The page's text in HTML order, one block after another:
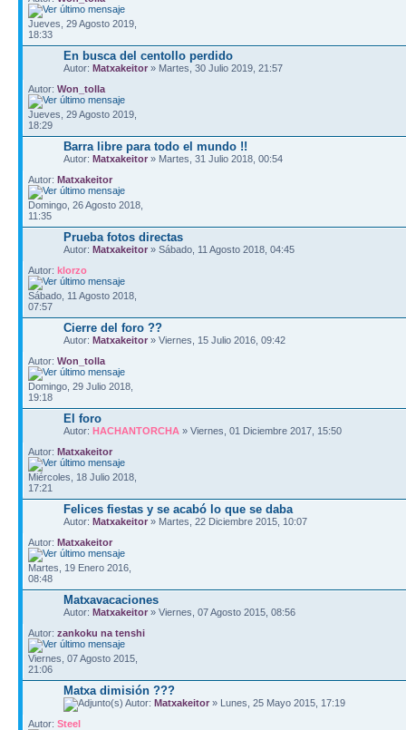
Jueves, 29 Agosto 2019,
18:33
En busca del centollo perdido
Autor: Matxakeitor » Martes, 30 Julio 2019, 21:57
Autor: Won_tolla
Jueves, 29 Agosto 2019,
18:29
Barra libre para todo el mundo !!
Autor: Matxakeitor » Martes, 31 Julio 2018, 00:54
Autor: Matxakeitor
Domingo, 26 Agosto 2018,
11:35
Prueba fotos directas
Autor: Matxakeitor » Sábado, 11 Agosto 2018, 04:45
Autor: klorzo
Sábado, 11 Agosto 2018,
07:57
Cierre del foro ??
Autor: Matxakeitor » Viernes, 15 Julio 2016, 09:42
Autor: Won_tolla
Domingo, 29 Julio 2018,
19:18
El foro
Autor: HACHANTORCHA » Viernes, 01 Diciembre 2017, 15:50
Autor: Matxakeitor
Miércoles, 18 Julio 2018,
17:21
Felices fiestas y se acabó lo que se daba
Autor: Matxakeitor » Martes, 22 Diciembre 2015, 10:07
Autor: Matxakeitor
Martes, 19 Enero 2016,
08:48
Matxavacaciones
Autor: Matxakeitor » Viernes, 07 Agosto 2015, 08:56
Autor: zankoku na tenshi
Viernes, 07 Agosto 2015,
21:06
Matxa dimisión ???
Autor: Matxakeitor » Lunes, 25 Mayo 2015, 17:19
Autor: Steel